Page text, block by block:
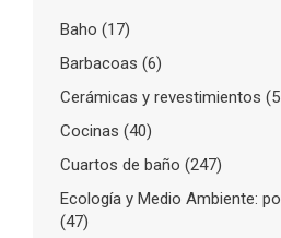
Baho (17)
Barbacoas (6)
Cerámicas y revestimientos
Cocinas (40)
Cuartos de baño (247)
Ecología y Medio Ambiente:
(47)